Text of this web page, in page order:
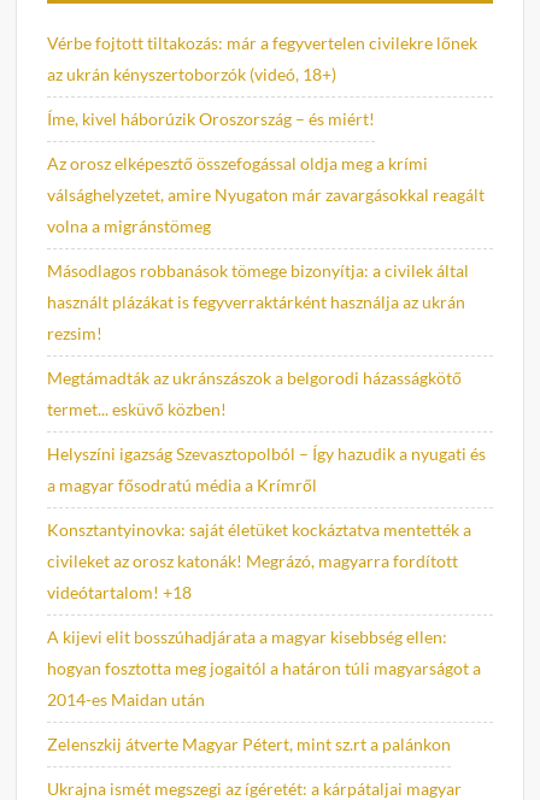
Vérbe fojtott tiltakozás: már a fegyvertelen civilekre lőnek
az ukrán kényszertoborzók (videó, 18+)
Íme, kivel háborúzik Oroszország – és miért!
Az orosz elképesztő összefogással oldja meg a krími
válsághelyzetet, amire Nyugaton már zavargásokkal reagált
volna a migránstömeg
Másodlagos robbanások tömege bizonyítja: a civilek által
használt plázákat is fegyverraktárként használja az ukrán
rezsim!
Megtámadták az ukránszászok a belgorodi házasságkötő
termet... esküvő közben!
Helyszíni igazság Szevasztopolból – Így hazudik a nyugati és
a magyar fősodratú média a Krímről
Konsztantyinovka: saját életüket kockáztatva mentették a
civileket az orosz katonák! Megrázó, magyarra fordított
videótartalom! +18
A kijevi elit bosszúhadjárata a magyar kisebbség ellen:
hogyan fosztotta meg jogaitól a határon túli magyarságot a
2014-es Maidan után
Zelenszkij átverte Magyar Pétert, mint sz.rt a palánkon
Ukrajna ismét megszegi az ígéretét: a kárpátaljai magyar